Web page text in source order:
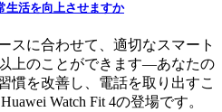
生活を向上させますか
スに合わせて、適切なスマート
上のことができます—あなたの
慣を改善し、電話を取り出すこ
Watch Fit 4の登場です。